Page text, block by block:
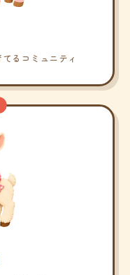
るコミュニティ